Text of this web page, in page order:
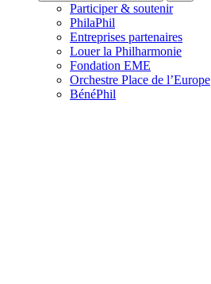
Participer & soutenir
PhilaPhil
Entreprises partenaires
Louer la Philharmonie
Fondation EME
Orchestre Place de l’Europe
BénéPhil